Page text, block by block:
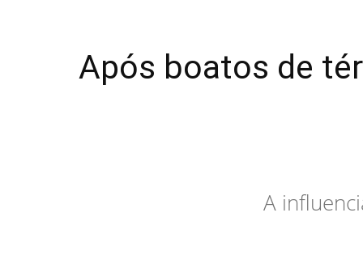
Após boatos de
A